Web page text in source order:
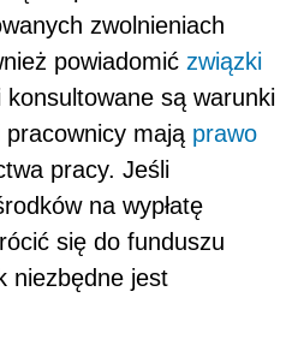
zwolnieniach
powiadomić związki
są warunki
pracownicy mają prawo
pracy. Jeśli
na wypłatę
się do funduszu
niezbędne jest